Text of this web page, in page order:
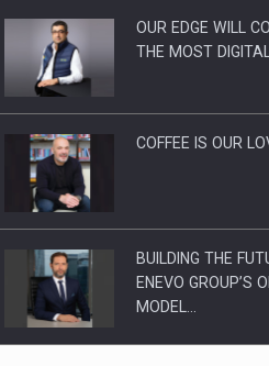
Webinar -
OUR EDGE WILL
THE MOST
COFFEE IS OUR
BUILDING THE
ENEVO GROUP’S
MODEL…